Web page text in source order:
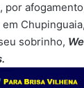
por
Chupinguaia,
sobrinho,